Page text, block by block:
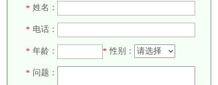
* 姓名：
* 电话：
* 年龄： * 性别：
* 问题：